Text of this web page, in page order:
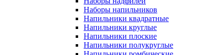
Наборы напильников
Напильники квадратные
Напильники круглые
Напильники плоские
Напильники полукруглые